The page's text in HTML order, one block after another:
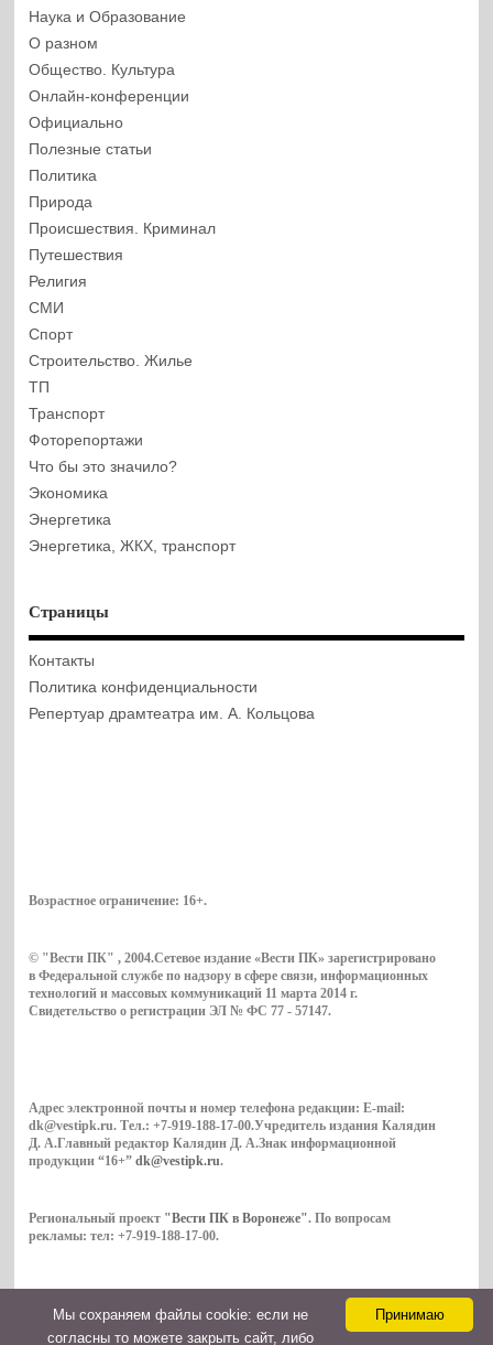
Наука и Образование
О разном
Общество. Культура
Онлайн-конференции
Официально
Полезные статьи
Политика
Природа
Происшествия. Криминал
Путешествия
Религия
СМИ
Спорт
Строительство. Жилье
ТП
Транспорт
Фоторепортажи
Что бы это значило?
Экономика
Энергетика
Энергетика, ЖКХ, транспорт
Страницы
Контакты
Политика конфиденциальности
Репертуар драмтеатра им. А. Кольцова
Возрастное ограничение: 16+.
© "Вести ПК" , 2004.Сетевое издание «Вести ПК» зарегистрировано
в Федеральной службе по надзору в сфере связи, информационных
технологий и массовых коммуникаций 11 марта 2014 г.
Свидетельство о регистрации ЭЛ № ФС 77 - 57147.
Адрес электронной почты и номер телефона редакции: E-mail:
dk@vestipk.ru. Тел.: +7-919-188-17-00.Учредитель издания Калядин
Д. А.Главный редактор Калядин Д. А.Знак информационной
продукции “16+”dk@vestipk.ru.
Региональный проект "Вести ПК в Воронеже". По вопросам
рекламы: тел: +7-919-188-17-00.
Copyright © 2026. ВестиПК в Воронеже Принимаю
Мы cохраняем файлы cookie: если не
согласны то можете закрыть сайт, либо